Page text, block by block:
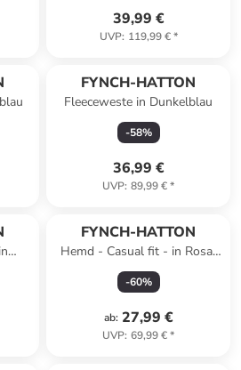
39,99 €
UVP: 119,99 €*
FYNCH-HATTON
Fleeceweste in Dunkelblau
-58%
36,99 €
UVP: 89,99 €*
FYNCH-HATTON
Hemd - Casual fit - in Rosa/
Dunkelblau
-60%
ab: 27,99 €
UVP: 69,99 €*